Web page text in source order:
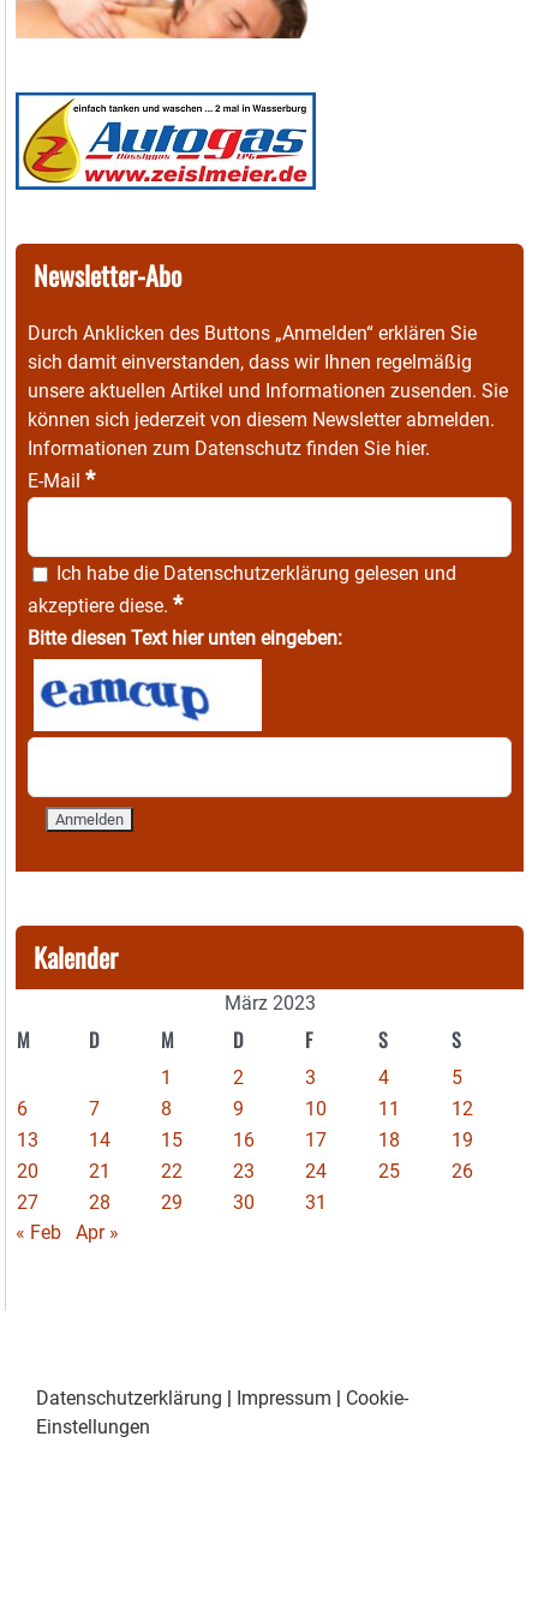
Newsletter-Abo
Durch Anklicken des Buttons „Anmelden“ erklären Sie
sich damit einverstanden, dass wir Ihnen regelmäßig
unsere aktuellen Artikel und Informationen zusenden. Sie
können sich jederzeit von diesem Newsletter abmelden.
Informationen zum Datenschutz finden Sie hier.
E-Mail *
Ich habe die Datenschutzerklärung gelesen und
akzeptiere diese. *
Bitte diesen Text hier unten eingeben:
Kalender
März 2023
M D M D F S S
1 2 3 4
5
6
7 8 9 10 11
12
13
14 15 16 17 18
19
20
21 22 23 24 25
26
27
28 29 30
31
« Feb
Apr »
Datenschutzerklärung | Impressum | Cookie-
Einstellungen